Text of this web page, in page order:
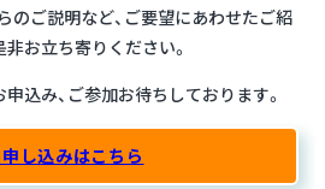
のご説明など、ご要望にあわせたご紹
お立ち寄りください。
込み、ご参加お待ちしております。
し込みはこちら